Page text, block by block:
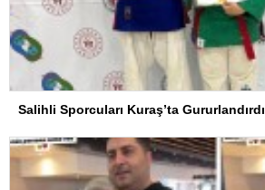
Salihli Sporcuları Kuraş’ta Gururlandırdı